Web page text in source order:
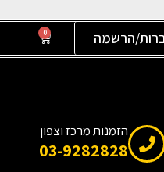
הרשמה 0
הזמנות מרכז וצפון
03-9282828